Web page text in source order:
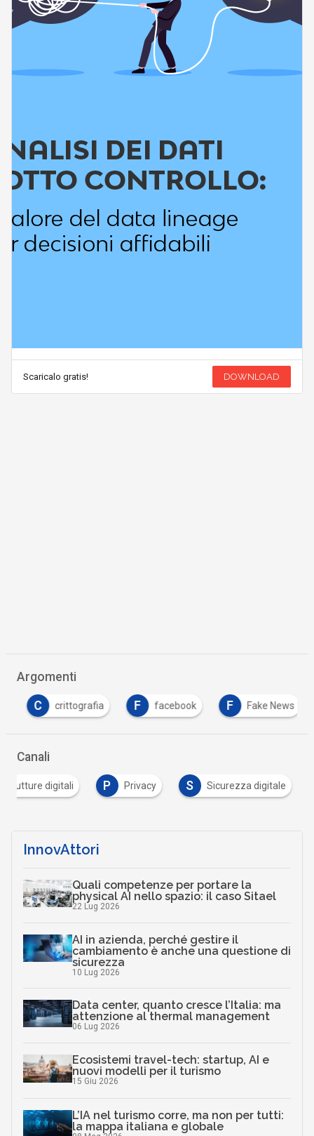
Scaricalo gratis! DOWNLOAD
Argomenti
C crittografia F facebook F Fake News
Canali
digitali P Privacy S Sicurezza digitale
InnovAttori
Quali competenze per portare la
physical AI nello spazio: il caso Sitael
22 Lug 2026
AI in azienda, perché gestire il
cambiamento è anche una questione di
sicurezza
10 Lug 2026
Data center, quanto cresce l’Italia: ma
attenzione al thermal management
06 Lug 2026
Ecosistemi travel-tech: startup, AI e
nuovi modelli per il turismo
15 Giu 2026
L’IA nel turismo corre, ma non per tutti:
la mappa italiana e globale